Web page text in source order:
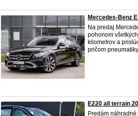
Mercedes-Benz
Na predaj
pohonom
kilometrov a
pričom
E220 all terrain
Predám